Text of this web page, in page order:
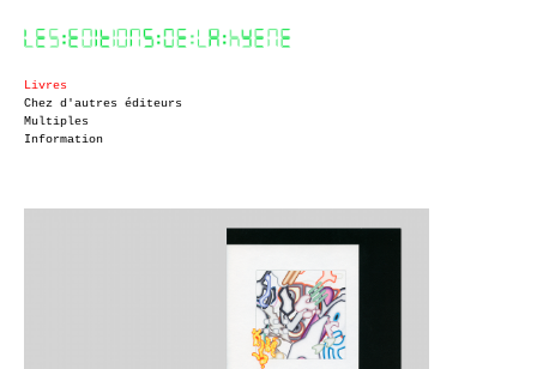
Livres
Chez d'autres éditeurs
Multiples
Information